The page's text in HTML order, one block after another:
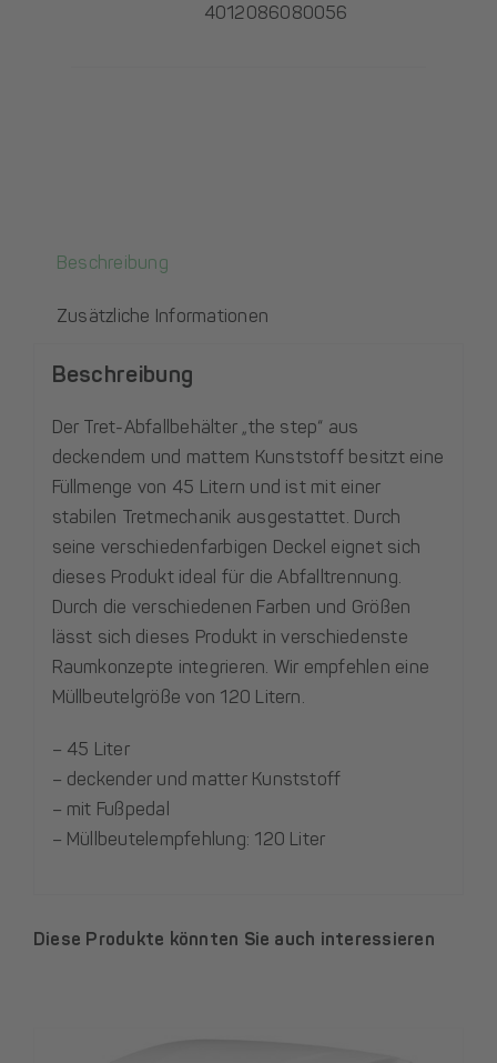
4012086080056
Beschreibung
Zusätzliche Informationen
Beschreibung
Der Tret-Abfallbehälter „the step“ aus
deckendem und mattem Kunststoff besitzt eine
Füllmenge von 45 Litern und ist mit einer
stabilen Tretmechanik ausgestattet. Durch
seine verschiedenfarbigen Deckel eignet sich
dieses Produkt ideal für die Abfalltrennung.
Durch die verschiedenen Farben und Größen
lässt sich dieses Produkt in verschiedenste
Raumkonzepte integrieren. Wir empfehlen eine
Müllbeutelgröße von 120 Litern.
– 45 Liter
– deckender und matter Kunststoff
– mit Fußpedal
– Müllbeutelempfehlung: 120 Liter
Diese Produkte könnten Sie auch interessieren